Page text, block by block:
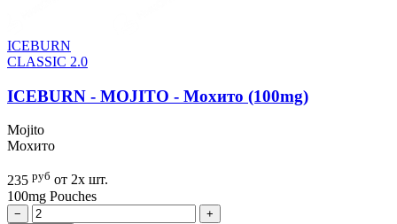
ICEBURN
CLASSIC 2.0
ICEBURN - MOJITO - Мохито (100mg)
Mojito
Мохито
235 руб от 2х шт.
100mg Pouches
−
+